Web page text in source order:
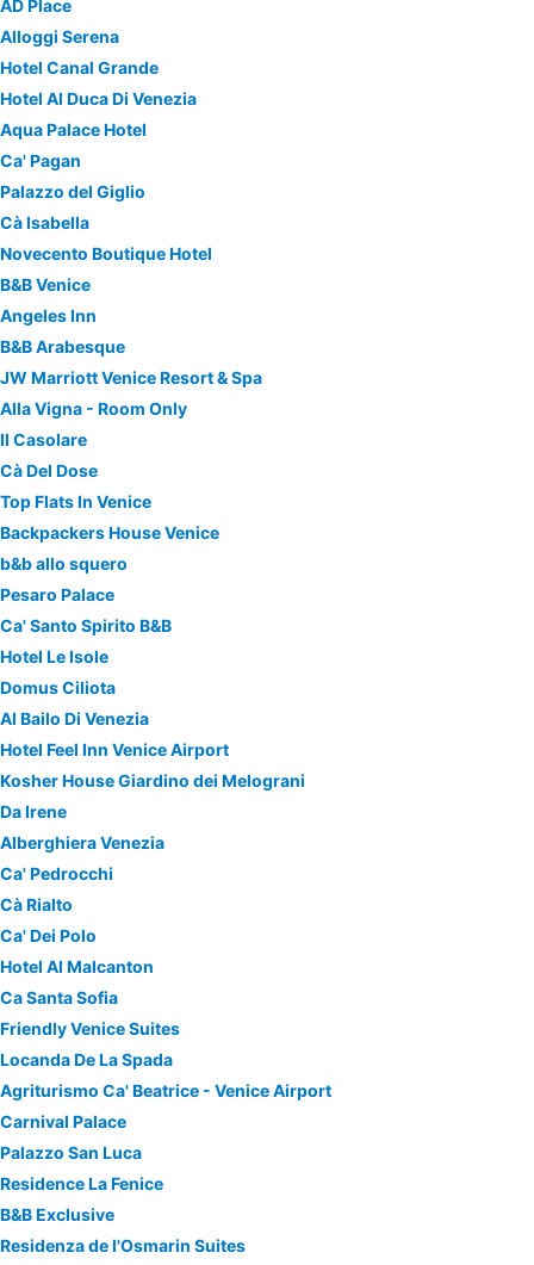
AD Place
Alloggi Serena
Hotel Canal Grande
Hotel Al Duca Di Venezia
Aqua Palace Hotel
Ca' Pagan
Palazzo del Giglio
Cà Isabella
Novecento Boutique Hotel
B&B Venice
Angeles Inn
B&B Arabesque
JW Marriott Venice Resort & Spa
Alla Vigna - Room Only
Il Casolare
Cà Del Dose
Top Flats In Venice
Backpackers House Venice
b&b allo squero
Pesaro Palace
Ca' Santo Spirito B&B
Hotel Le Isole
Domus Ciliota
Al Bailo Di Venezia
Hotel Feel Inn Venice Airport
Kosher House Giardino dei Melograni
Da Irene
Alberghiera Venezia
Ca' Pedrocchi
Cà Rialto
Ca' Dei Polo
Hotel Al Malcanton
Ca Santa Sofia
Friendly Venice Suites
Locanda De La Spada
Agriturismo Ca' Beatrice - Venice Airport
Carnival Palace
Palazzo San Luca
Residence La Fenice
B&B Exclusive
Residenza de l'Osmarin Suites